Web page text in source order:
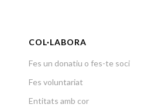
COL·LABORA
Fes un donatiu o fes-te soci
Fes voluntariat
Entitats amb cor